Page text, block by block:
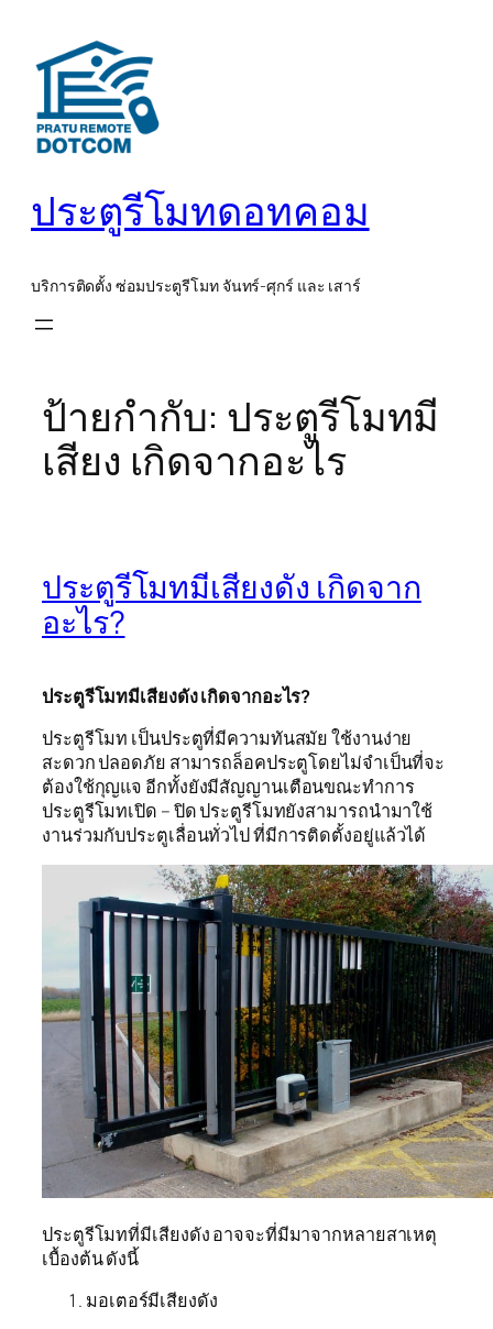
เนื้อหา
ประตูรีโมทดอทคอม
บริการติดตั้ง ซ่อมประตูรีโมท จันทร์-ศุกร์ และ เสาร์
ป้ายกำกับ: ประตูรีโมทมี
เสียง เกิดจากอะไร
ประตูรีโมทมีเสียงดัง เกิดจาก
อะไร?
ประตูรีโมทมีเสียงดัง เกิดจากอะไร?
ประตูรีโมท เป็นประตูที่มีความทันสมัย ใช้งานง่าย
สะดวก ปลอดภัย สามารถล็อคประตูโดยไม่จำเป็นที่จะ
ต้องใช้กุญแจ อีกทั้งยังมีสัญญานเตือนขณะทำการ
ประตูรีโมทเปิด – ปิด ประตูรีโมทยังสามารถนำมาใช้
งานร่วมกับประตูเลื่อนทั่วไป ที่มีการติดตั้งอยู่แล้วได้
ประตูรีโมทที่มีเสียงดัง อาจจะที่มีมาจากหลายสาเหตุ
เบื้องต้น ดังนี้
มอเตอร์มีเสียงดัง